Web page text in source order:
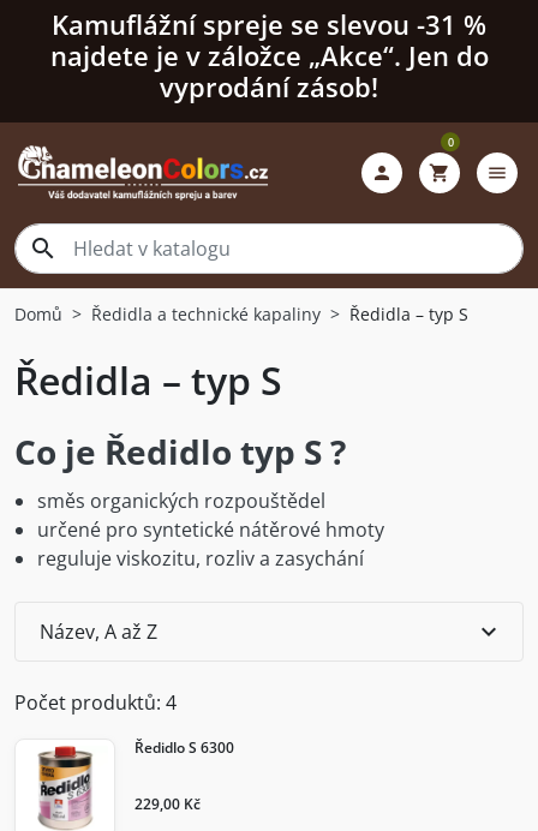
Kamuflážní spreje se slevou -31 %
najdete je v záložce „Akce“. Jen do
vyprodání zásob!

 shopping_cart
0
menu
Domů Ředidla a technické kapaliny Ředidla – typ S
Ředidla – typ S
Co je Ředidlo typ S ?
směs organických rozpouštědel
určené pro syntetické nátěrové hmoty
reguluje viskozitu, rozliv a zasychání
Počet produktů: 4
Název, A až Z expand_more
Ředidlo S 6300
229,00 Kč